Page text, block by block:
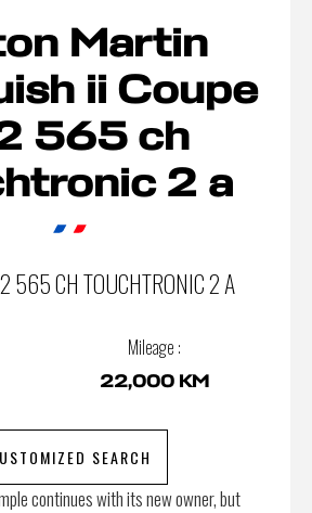
Martin
ii Coupe
565 ch
2 a
565 CH TOUCHTRONIC 2 A
Mileage :
22,000 KM
SEARCH
continues with its new owner, but